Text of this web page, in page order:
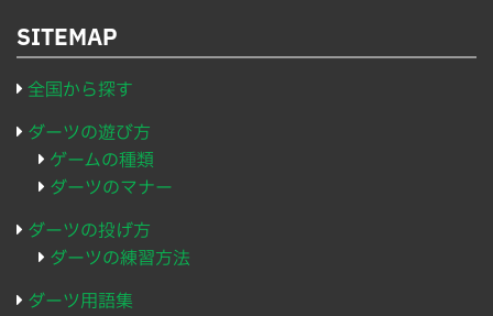
SITEMAP
全国から探す
ダーツの遊び方
ゲームの種類
ダーツのマナー
ダーツの投げ方
ダーツの練習方法
ダーツ用語集